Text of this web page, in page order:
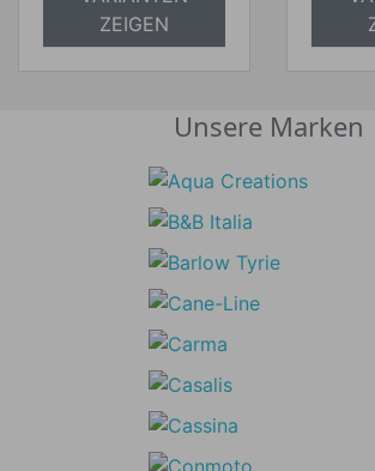
versandkostenfrei
ZEIGEN
Unsere Marken